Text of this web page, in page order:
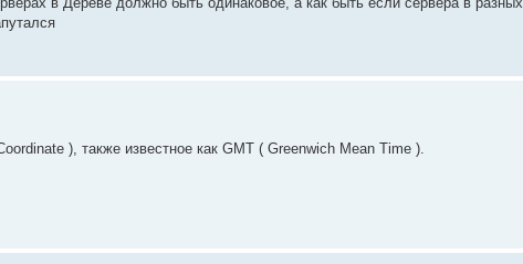
), также известное как GMT ( Greenwich Mean Time ).